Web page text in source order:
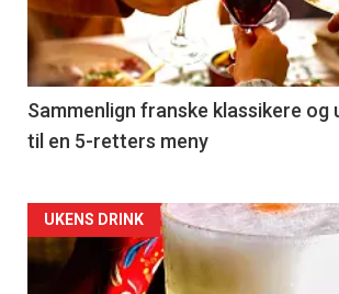
nå
-
5
Sammenlign franske klassikere og
til en 5-retters meny
Forsiden
akkurat
UKENS DRINK